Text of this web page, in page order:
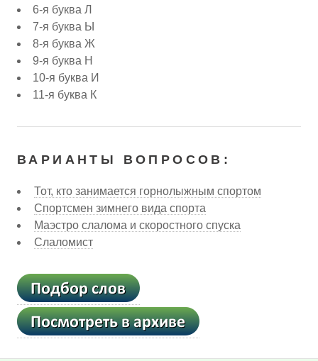
6-я буква Л
7-я буква Ы
8-я буква Ж
9-я буква Н
10-я буква И
11-я буква К
ВАРИАНТЫ ВОПРОСОВ:
Тот, кто занимается горнолыжным спортом
Спортсмен зимнего вида спорта
Маэстро слалома и скоростного спуска
Слаломист